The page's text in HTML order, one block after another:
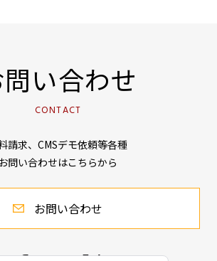
い合わせ
CONTACT
請求、CMSデモ依頼等各種
お問い合わせはこちらから
お問い合わせ